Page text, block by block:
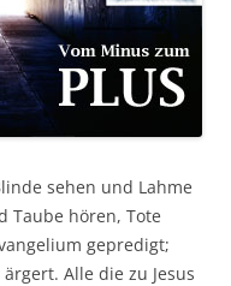
sehen und Lahme
Taube hören, Tote
gepredigt;
Alle die zu Jesus